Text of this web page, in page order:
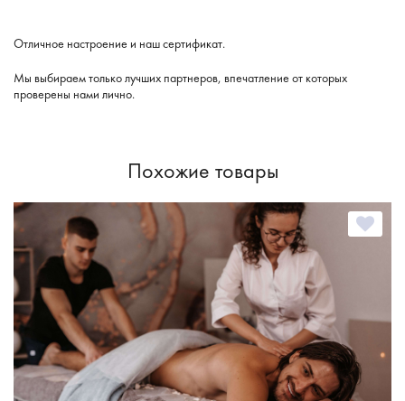
Отличное настроение и наш сертификат.
Мы выбираем только лучших партнеров, впечатление от которых
проверены нами лично.
Похожие товары